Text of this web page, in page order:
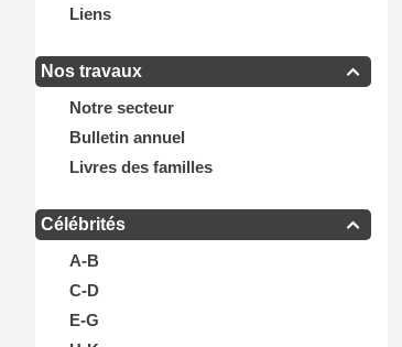
Liens

Nos travaux
Notre secteur
Bulletin annuel
Livres des familles

Célébrités
A-B
C-D
E-G